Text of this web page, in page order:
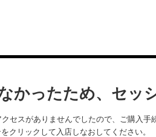
かったため、セッ
セスがありませんでしたので、ご購入手
クリックして入店しなおしてください。